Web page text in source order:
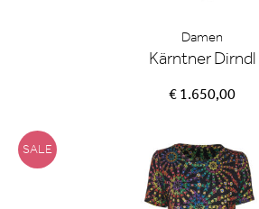
Damen
Kärntner Dirndl
€ 1.650,00
SALE